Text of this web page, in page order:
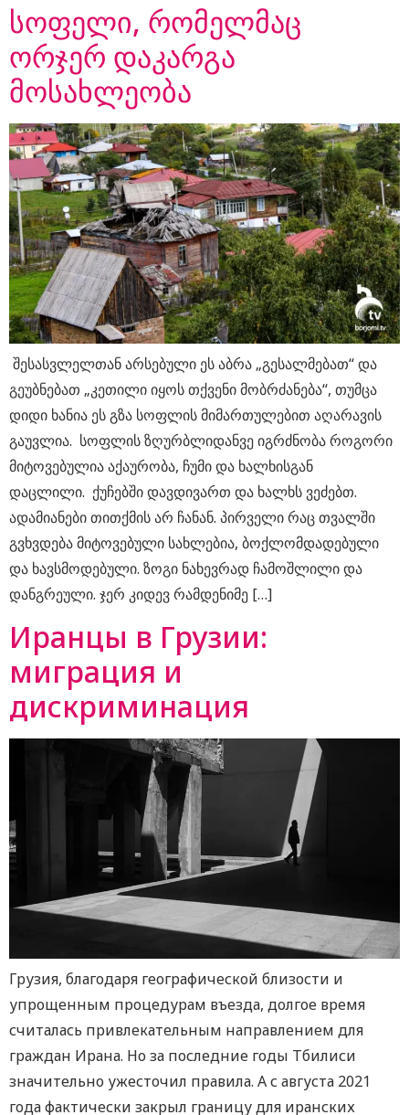
სოფელი, რომელმაც
ორჯერ დაკარგა
მოსახლეობა
შესასვლელთან არსებული ეს აბრა „გესალმებათ“ და
გეუბნებათ „კეთილი იყოს თქვენი მობრძანება“, თუმცა
დიდი ხანია ეს გზა სოფლის მიმართულებით აღარავის
გაუვლია. სოფლის ზღურბლიდანვე იგრძნობა როგორი
მიტოვებულია აქაურობა, ჩუმი და ხალხისგან
დაცლილი. ქუჩებში დავდივართ და ხალხს ვეძებთ.
ადამიანები თითქმის არ ჩანან. პირველი რაც თვალში
გვხვდება მიტოვებული სახლებია, ბოქლომდადებული
და ხავსმოდებული. ზოგი ნახევრად ჩამოშლილი და
დანგრეული. ჯერ კიდევ რამდენიმე […]
Иранцы в Грузии:
миграция и
дискриминация
Грузия, благодаря географической близости и
упрощенным процедурам въезда, долгое время
считалась привлекательным направлением для
граждан Ирана. Но за последние годы Тбилиси
значительно ужесточил правила. А с августа 2021
года фактически закрыл границу для иранских